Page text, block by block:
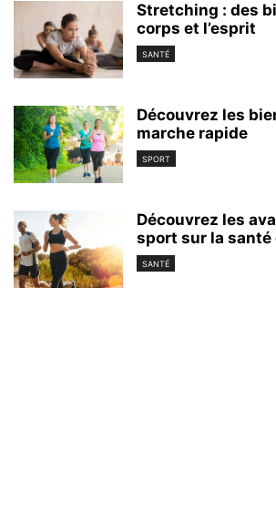
Stretching : des
corps et l’esprit
SANTÉ
Découvrez les
marche rapide
SPORT
Découvrez les
sport sur la santé
SANTÉ